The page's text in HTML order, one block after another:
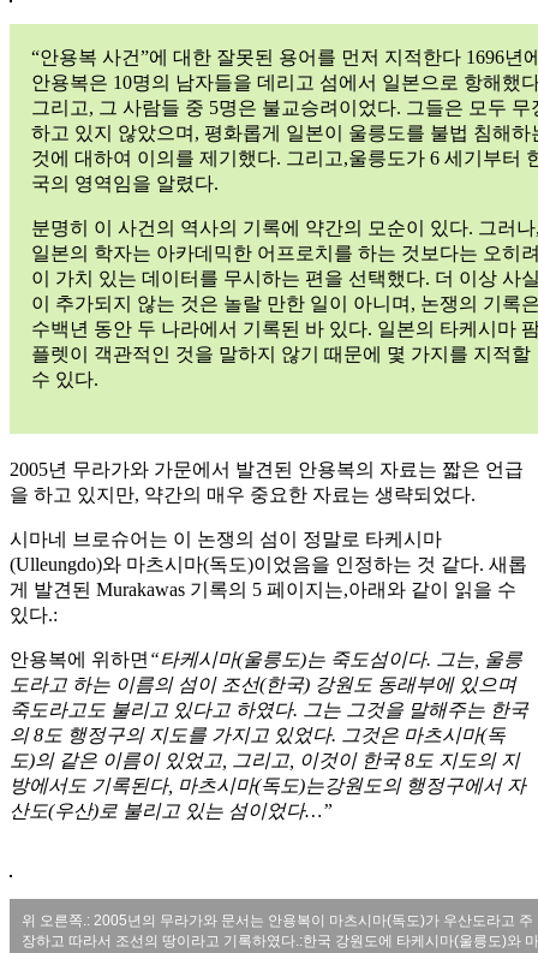
“안용복 사건”에 대한 잘못된 용어를 먼저 지적한다 1696년
안용복은 10명의 남자들을 데리고 섬에서 일본으로 항해했
그리고, 그 사람들 중 5명은 불교승려이었다. 그들은 모두 무
하고 있지 않았으며, 평화롭게 일본이 울릉도를 불법 침해하
것에 대하여 이의를 제기했다. 그리고,울릉도가 6 세기부터
국의 영역임을 알렸다.
분명히 이 사건의 역사의 기록에 약간의 모순이 있다. 그러
일본의 학자는 아카데믹한 어프로치를 하는 것보다는 오히
이 가치 있는 데이터를 무시하는 편을 선택했다. 더 이상 사
이 추가되지 않는 것은 놀랄 만한 일이 아니며, 논쟁의 기록
수백년 동안 두 나라에서 기록된 바 있다. 일본의 타케시마
플렛이 객관적인 것을 말하지 않기 때문에 몇 가지를 지적할
수 있다.
2005년 무라가와 가문에서 발견된 안용복의 자료는 짧은 언급
을 하고 있지만, 약간의 매우 중요한 자료는 생략되었다.
시마네 브로슈어는 이 논쟁의 섬이 정말로 타케시마
(Ulleungdo)와 마츠시마(독도)이었음을 인정하는 것 같다. 새롭
게 발견된 Murakawas 기록의 5 페이지는,아래와 같이 읽을 수
있다.:
안용복에 위하면 “타케시마(울릉도)는 죽도섬이다. 그는, 울릉
도라고 하는 이름의 섬이 조선(한국) 강원도 동래부에 있으며
죽도라고도 불리고 있다고 하였다. 그는 그것을 말해주는 한국
의 8도 행정구의 지도를 가지고 있었다. 그것은 마츠시마(독
도)의 같은 이름이 있었고, 그리고, 이것이 한국 8도 지도의 지
방에서도 기록된다, 마츠시마(독도)는강원도의 행정구에서 자
산도(우산)로 불리고 있는 섬이었다…”
위 오른쪽.: 2005년의 무라가와 문서는 안용복이 마츠시마(독도)가 우산도라고 주
장하고 따라서 조선의 땅이라고 기록하였다.:한국 강원도에 타케시마(울릉도)와 마